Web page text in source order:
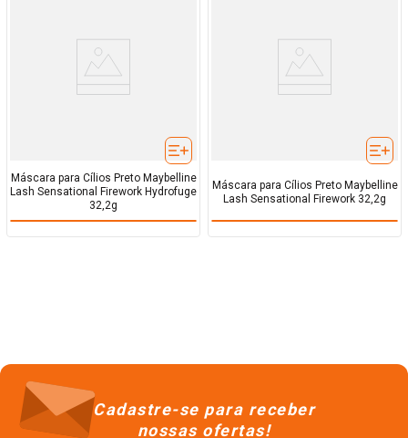
Máscara para Cílios Preto Maybelline
Lash Sensational Firework Hydrofuge
32,2g
Máscara para Cílios Preto Maybelline
Lash Sensational Firework 32,2g
Cadastre-se para receber
nossas ofertas!